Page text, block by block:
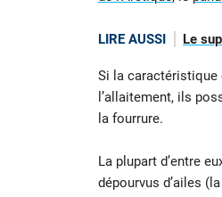
LIRE AUSSI Le
Si la caractéristique
l’allaitement, ils
la fourrure.
La plupart d’entre
dépourvus d’ailes